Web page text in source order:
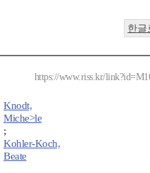
한글
https://www.riss.kr/
Knodt,
Miche>le
;
Kohler-Koch,
Beate